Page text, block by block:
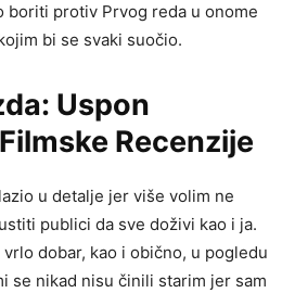
boriti protiv Prvog reda u onome
bi se svaki suočio.
Uspon
Recenzije
u detalje jer više volim ne
publici da sve doživi kao i ja.
dobar, kao i obično, u pogledu
se nikad nisu činili starim jer sam